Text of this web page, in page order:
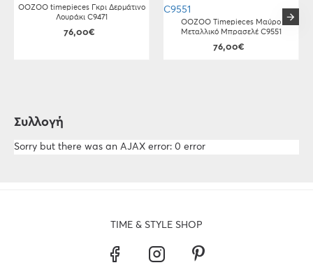
OOZOO timepieces Γκρι Δερμάτινο
Λουράκι C9471
76,00€
OOZOO Timepieces Μαύρο
Μεταλλικό Μπρασελέ C9551
76,00€
Συλλογή
Sorry but there was an AJAX error: 0 error
TIME & STYLE SHOP